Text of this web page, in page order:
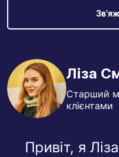
Ліза
Старший
клієнтами
Привіт, я